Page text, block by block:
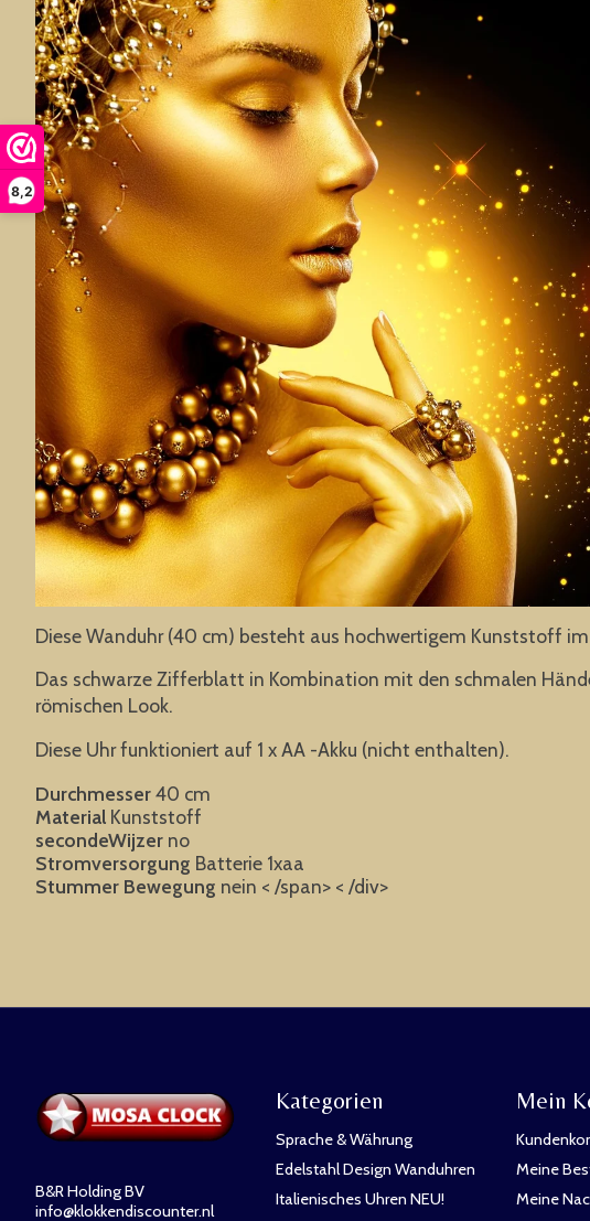
8,2
Diese Wanduhr (40 cm) besteht aus hochwertigem Kunststoff
Das schwarze Zifferblatt in Kombination mit den schmalen
römischen Look.
Diese Uhr funktioniert auf 1 x AA -Akku (nicht enthalten).
Durchmesser40 cm
Material Kunststoff
secondeWijzer no
Stromversorgung Batterie 1xaa
Stummer Bewegung nein < /span> < /div>
B&R Holding BV
info@klokkendiscounter.nl
Kategorien
Sprache & Währung
Edelstahl Design Wanduhren
Italienisches Uhren NEU!
Mein
Meine
Meine